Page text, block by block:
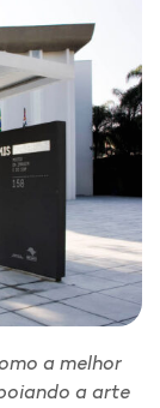
a melhor
a arte